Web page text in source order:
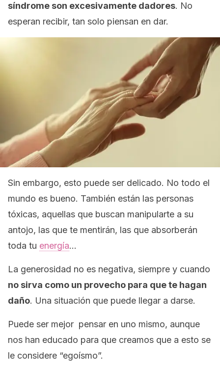
síndrome son excesivamente dadores. No
esperan recibir, tan solo piensan en dar.
Sin embargo, esto puede ser delicado. No todo el
mundo es bueno. También están las personas
tóxicas, aquellas que buscan manipularte a su
antojo, las que te mentirán, las que absorberán
toda tu energía…
La generosidad no es negativa, siempre y cuando
no sirva como un provecho para que te hagan
daño. Una situación que puede llegar a darse.
Puede ser mejor pensar en uno mismo, aunque
nos han educado para que creamos que a esto se
le considere “egoísmo”.